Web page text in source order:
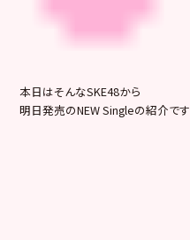
本日はそんなSKE48から
明日発売のNEW Singleの紹介です